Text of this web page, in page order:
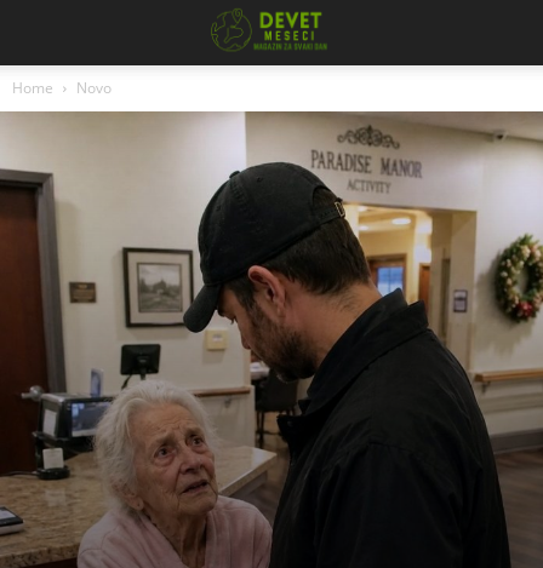
Home Novo